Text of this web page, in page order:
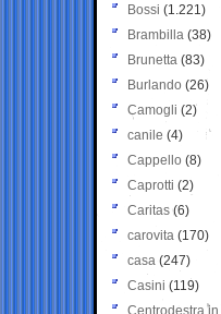
Bossi (1.221)
Brambilla (38)
Brunetta (83)
Burlando (26)
Camogli (2)
canile (4)
Cappello (8)
Caprotti (2)
Caritas (6)
carovita (170)
casa (247)
Casini (119)
Centrodestra